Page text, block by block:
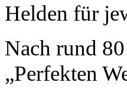
Helden für
Nach rund
„Perfekten